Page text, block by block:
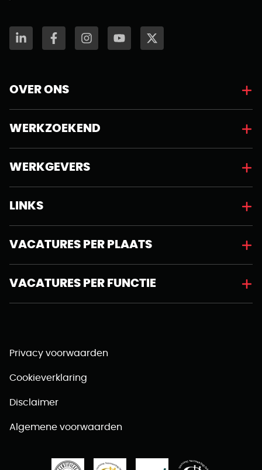
OVER ONS
WERKZOEKEND
WERKGEVERS
LINKS
VACATURES PER PLAATS
VACATURES PER FUNCTIE
Privacy voorwaarden
Cookieverklaring
Disclaimer
Algemene voorwaarden